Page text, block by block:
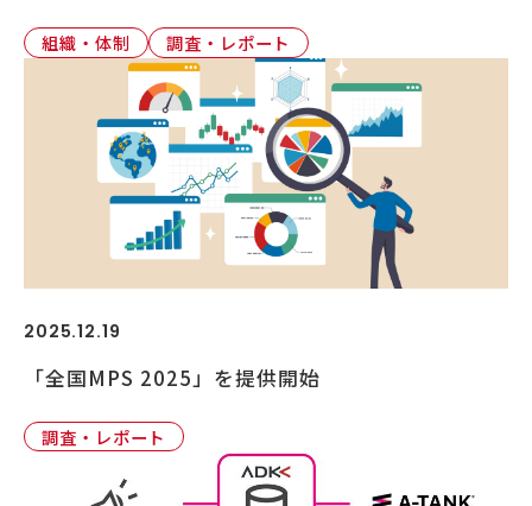
組織・体制 調査・レポート
2025.12.19
「全国MPS 2025」を提供開始
調査・レポート